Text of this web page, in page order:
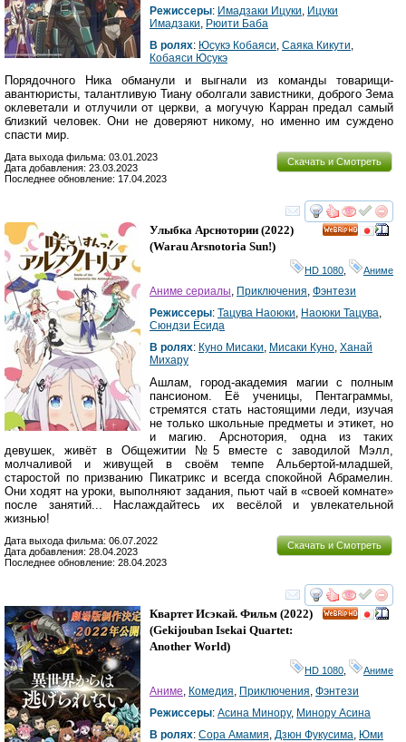
Режиссеры: Имадзаки Ицуки, Ицуки
Имадзаки, Рюити Баба
В ролях: Юсукэ Кобаяси, Саяка Кикути,
Кобаяси Юсукэ
Порядочного Ника обманули и выгнали из команды товарищи-
авантюристы, талантливую Тиану оболгали завистники, доброго Зема
оклеветали и отлучили от церкви, а могучую Карран предал самый
близкий человек. Они не доверяют никому, но именно им суждено
спасти мир.
Скачать и Смотреть
Дата выхода фильма: 03.01.2023
Дата добавления: 23.03.2023
Последнее обновление: 17.04.2023
смотреть
Улыбка Арснотории (2022)
(Warau Arsnotoria Sun!)
HD 1080 Аниме
Аниме сериалы, Приключения, Фэнтези
Режиссеры: Тацува Наоюки, Наоюки Тацува,
Сюндзи Ёсида
В ролях: Куно Мисаки, Мисаки Куно, Ханай
Михару
Ашлам, город-академия магии с полным
пансионом. Её ученицы, Пентаграммы,
стремятся стать настоящими леди, изучая
не только школьные предметы и этикет, но
и магию. Арснотория, одна из таких
девушек, живёт в Общежитии №5 вместе с заводилой Мэлл,
молчаливой и живущей в своём темпе Альбертой-младшей,
старостой по призванию Пикатрикс и всегда спокойной Абрамелин.
Они ходят на уроки, выполняют задания, пьют чай в «своей комнате»
после занятий... Наслаждайтесь их весёлой и увлекательной
жизнью!
Скачать и Смотреть
Дата выхода фильма: 06.07.2022
Дата добавления: 28.04.2023
Последнее обновление: 28.04.2023
смотреть
Квартет Исэкай. Фильм (2022)
(Gekijouban Isekai Quartet:
Another World)
HD 1080 Аниме
Аниме Комедия Приключения Фэнтези
Режиссеры: Асина Минору, Минору Асина
В ролях: Сора Амамия Дзюн Фукусима Юми